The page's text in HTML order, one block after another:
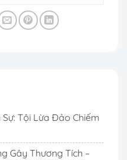
Sự: Tội Lừa Đảo Chiếm
Gây Thương Tích –